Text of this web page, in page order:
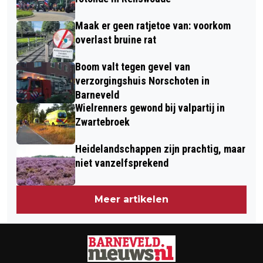
Maak er geen ratjetoe van: voorkom
overlast bruine rat
Boom valt tegen gevel van
verzorgingshuis Norschoten in
Barneveld
Wielrenners gewond bij valpartij in
Zwartebroek
Heidelandschappen zijn prachtig, maar
niet vanzelfsprekend
Meer artikelen